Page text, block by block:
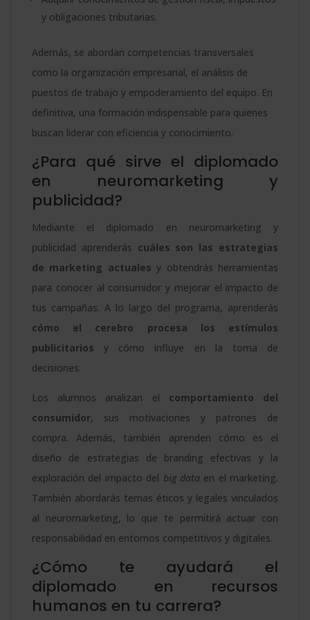
y obligaciones tributarias.
Además, se abordan competencias transversales
como la organización empresarial, el análisis de
puestos de trabajo y empoderamiento del equipo. En
definitiva, una formación indispensable para quienes
buscan liderar con eficiencia y conocimiento.
¿Para qué sirve el diplomado
en neuromarketing y
publicidad?
Mediante el diplomado en neuromarketing y
publicidad aprenderás cuáles son las estrategias
de marketing actuales y obtendrás herramientas
para conocer al consumidor y mejorar el impacto de
tus campañas. A lo largo del programa, aprenderás
cómo el cerebro procesa los estímulos
publicitarios y cómo influye en la toma de
decisiones.
Los alumnos analizan el comportamiento del
consumidor, sus motivaciones y patrones de
compra. Además, también aprenden cómo es el
diseño de estrategias de branding efectivas y la
exploración del impacto del big dataen el marketing.
También abordarás temas éticos y legales vinculados
al neuromarketing, lo que te permitirá actuar con
responsabilidad en entornos competitivos y digitales.
¿Cómo te ayudará el
diplomado en recursos
humanos en tu carrera?